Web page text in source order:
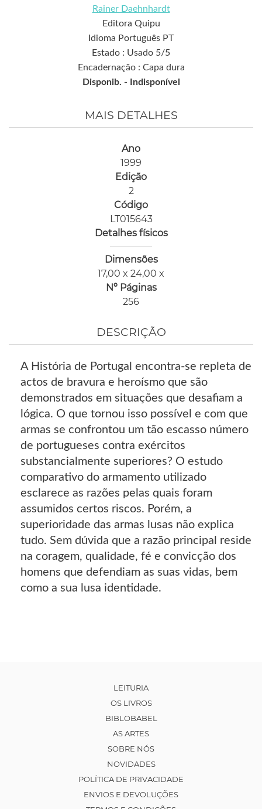
Rainer Daehnhardt
Editora Quipu
Idioma Português PT
Estado : Usado 5/5
Encadernação : Capa dura
Disponib. -
Indisponível
MAIS DETALHES
Ano
1999
Edição
2
Código
LT015643
Detalhes físicos
Dimensões
17,00 x 24,00 x
Nº Páginas
256
DESCRIÇÃO
A História de Portugal encontra-se repleta de
actos de bravura e heroísmo que são
demonstrados em situações que desafiam a
lógica. O que tornou isso possível e com que
armas se confrontou um tão escasso número
de portugueses contra exércitos
substancialmente superiores? O estudo
comparativo do armamento utilizado
esclarece as razões pelas quais foram
assumidos certos riscos. Porém, a
superioridade das armas lusas não explica
tudo. Sem dúvida que a razão principal reside
na coragem, qualidade, fé e convicção dos
homens que defendiam as suas vidas, bem
como a sua lusa identidade.
LEITURIA
OS LIVROS
BIBLOBABEL
AS ARTES
SOBRE NÓS
NOVIDADES
POLÍTICA DE PRIVACIDADE
ENVIOS E DEVOLUÇÕES